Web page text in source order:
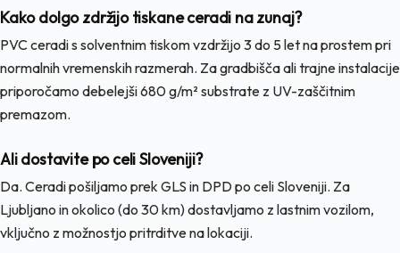
Kako dolgo zdržijo tiskane ceradi na zunaj?
PVC ceradi s solventnim tiskom vzdržijo 3 do 5 let na prostem pri
normalnih vremenskih razmerah. Za gradbišča ali trajne instalacije
priporočamo debelejši 680 g/m² substrate z UV-zaščitnim
premazom.
Ali dostavite po celi Sloveniji?
Da. Ceradi pošiljamo prek GLS in DPD po celi Sloveniji. Za
Ljubljano in okolico (do 30 km) dostavljamo z lastnim vozilom,
vključno z možnostjo pritrditve na lokaciji.